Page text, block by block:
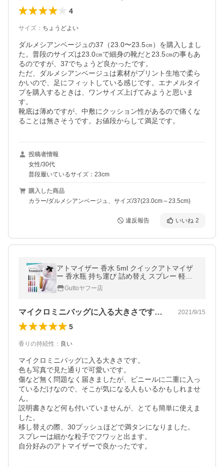
4
サイズ ： ちょうどよい
ダルメシアンベージュの37（23.0〜23.5㎝）を購入しまし
た。普段のサイズは23.0㎝で細身の靴だと23.5㎝の事もあ
るのですが、37でちょうど良かったです。
ただ、ダルメシアンベージュは素材がプリント生地で柔ら
かいので、足にフィットしている感じです。エナメルタイ
プを購入するときは、ワンサイズ上げてみようと思いま
す。
靴底は薄めですが、中敷にクッション性があるので痛くな
ることは無さそうです。お値段からして満足です。
投稿者情報
女性/30代
普段履いているサイズ：23cm
購入した商品
カラー/ダルメシアンベージュ、サイズ/37(23.0cm～23.5cm)
違反報告 いいね 2
アトマイザー 香水 5ml クイックアトマイザ
ー 香水瓶 持ち運び 詰め替え スプレー 軽く
て小さい カプセル ミニボトル アロマ フレグ
ランス コロン 携帯
Guttoヤフー店
マイクロミニバッグに入る大きさです。色… 2021/9/15
5
香りの持続性 ： 良い
マイクロミニバッグに入る大きさです。
色も写真で見た通りで可愛いです。
傷など無く問題なく届きましたが、ビニールに二重に入っ
ているだけなので、そこが気になる人もいるかもしれませ
ん。
説明書きなど何も付いていませんが、とても簡単に使えま
した。
移し替えの際、30プッシュほどで満タンになりました。
スプレーは細かな粒子でフワッと出ます。
自分好みのアトマイザーで良かったです。